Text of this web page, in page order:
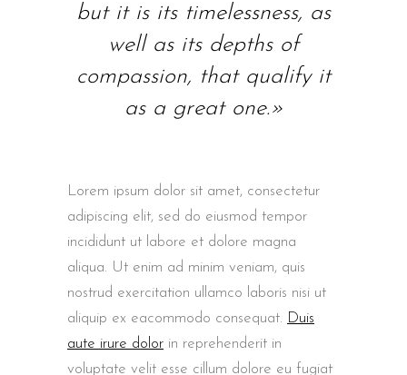
but it is its timelessness, as
well as its depths of
compassion, that qualify it
as a great one.»
Lorem ipsum dolor sit amet, consectetur
adipiscing elit, sed do eiusmod tempor
incididunt ut labore et dolore magna
aliqua. Ut enim ad minim veniam, quis
nostrud exercitation ullamco laboris nisi ut
aliquip ex eacommodo consequat. Duis
aute irure dolor in reprehenderit in
voluptate velit esse cillum dolore eu fugiat